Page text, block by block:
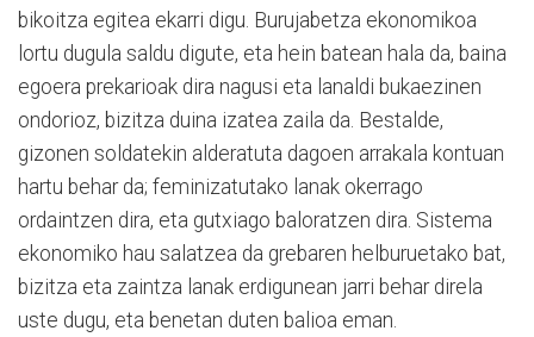
bikoitza egitea ekarri digu. Burujabetza ekonomikoa
lortu dugula saldu digute, eta hein batean hala da, baina
egoera prekarioak dira nagusi eta lanaldi bukaezinen
ondorioz, bizitza duina izatea zaila da. Bestalde,
gizonen soldatekin alderatuta dagoen arrakala kontuan
hartu behar da; feminizatutako lanak okerrago
ordaintzen dira, eta gutxiago baloratzen dira. Sistema
ekonomiko hau salatzea da grebaren helburuetako bat,
bizitza eta zaintza lanak erdigunean jarri behar direla
uste dugu, eta benetan duten balioa eman.